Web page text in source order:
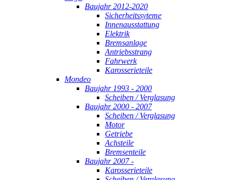
Baujahr 2012-2020
Sicherheitssyteme
Innenausstattung
Elektrik
Bremsanlage
Antriebsstrang
Fahrwerk
Karosserieteile
Mondeo
Baujahr 1993 - 2000
Scheiben / Verglasung
Baujahr 2000 - 2007
Scheiben / Verglasung
Motor
Getriebe
Achsteile
Bremsenteile
Baujahr 2007 -
Karosserieteile